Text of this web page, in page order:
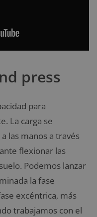
press
para
La carga se
las manos a través
flexionar las
Podemos lanzar
la fase
excéntrica, más
trabajamos con el